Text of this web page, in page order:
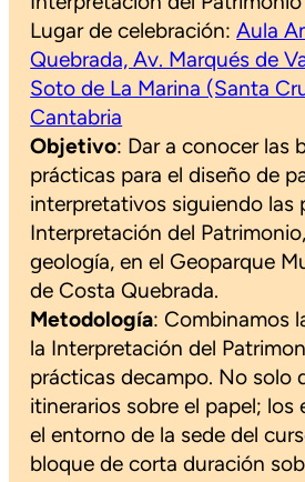
Lugar de celebración:Aula
Quebrada, Av. Marqués de
Soto de La Marina (Santa
Cantabria
Objetivo: Dar a conocer las
prácticas para el diseño de
interpretativos siguiendo las
Interpretación del
geología, en el Geoparque
de Costa Quebrada.
Metodología: Combinamos
la Interpretación del
prácticas decampo. No solo
itinerarios sobre el papel; los
el entorno de la sede del
bloque de corta duración